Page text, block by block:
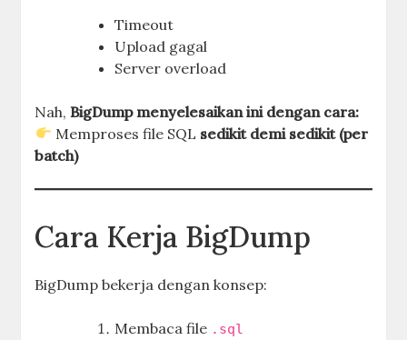
Timeout
Upload gagal
Server overload
Nah, BigDump menyelesaikan ini dengan cara:
Memproses file SQL sedikit demi sedikit (per
batch)
Cara Kerja BigDump
BigDump bekerja dengan konsep:
Membaca file .sql